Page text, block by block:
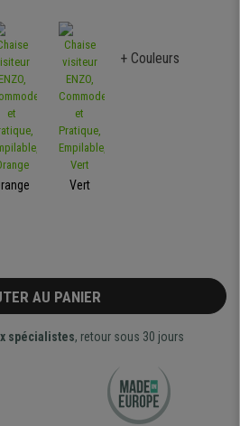
Vert
+ Couleurs
AU PANIER
spécialistes, retour sous 30 jours